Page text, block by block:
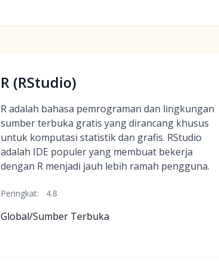
R (RStudio)
R adalah bahasa pemrograman dan lingkungan
sumber terbuka gratis yang dirancang khusus
untuk komputasi statistik dan grafis. RStudio
adalah IDE populer yang membuat bekerja
dengan R menjadi jauh lebih ramah pengguna.
Peringkat: 4.8
Global/Sumber Terbuka